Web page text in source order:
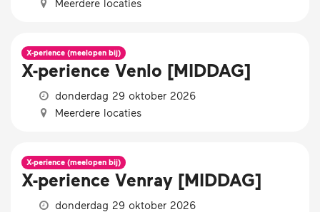
Meerdere locaties
X-perience (meelopen bij)
X-perience Venlo [MIDDAG]
donderdag 29 oktober 2026
Meerdere locaties
X-perience (meelopen bij)
X-perience Venray [MIDDAG]
donderdag 29 oktober 2026